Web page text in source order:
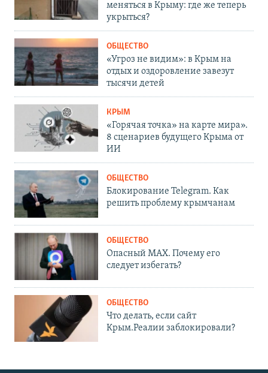
меняться в Крыму: где же теперь
укрыться?
ОБЩЕСТВО
«Угроз не видим»: в Крым на
отдых и оздоровление завезут
тысячи детей
КРЫМ
«Горячая точка» на карте мира».
8 сценариев будущего Крыма от
ИИ
ОБЩЕСТВО
Блокирование Telegram. Как
решить проблему крымчанам
ОБЩЕСТВО
Опасный MAX. Почему его
следует избегать?
ОБЩЕСТВО
Что делать, если сайт
Крым.Реалии заблокировали?